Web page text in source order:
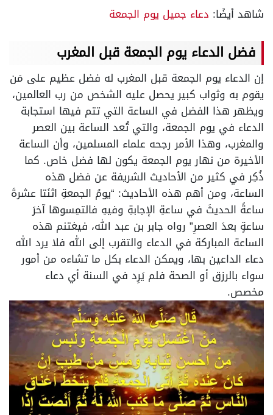
شاهد أيضًا: دعاء جميل يوم الجمعة
فضل الدعاء يوم الجمعة قبل المغرب
إن الدعاء يوم الجمعة قبل المغرب له فضل عظيم على مَن
يقوم به وثواب كبير يحصل عليه الشخص من رب العالمين،
ويظهر هذا الفضل في الساعة التي تتم فيها استجابة
الدعاء في يوم الجمعة، والتي تُعد الساعة بين العصر
والمغرب، وهذا الأمر رجحه علماء المسلمين، وأن الساعة
الأخيرة من نهار يوم الجمعة يكون لها فضل خاص. كما
ذُكِر في كثير من الأحاديث الشريفة عن فضل هذه
الساعة، ومن أهم هذه الأحاديث: “يومُ الجمعةِ اثنَتا عشرةَ
ساعةً الحديثَ في ساعةِ الإجابةِ وفيهِ فالتمِسوها آخرَ
ساعةٍ بعدَ العصرِ” رواه جابر بن عبد الله، فيغتنم هذه
الساعة المباركة في الدعاء والتقرب إلى الله فلا يرد الله
دعاء الداعين بها، ويمكن الدعاء بكل ما تشاءه من أمور
سواء بالرزق أو الصحة فلم يَرِد في السنة أي دعاء
مخصص.